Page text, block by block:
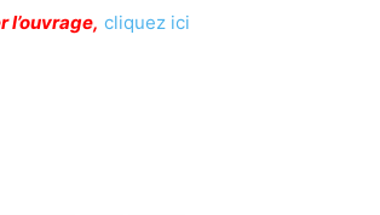
l’ouvrage, cliquez ici